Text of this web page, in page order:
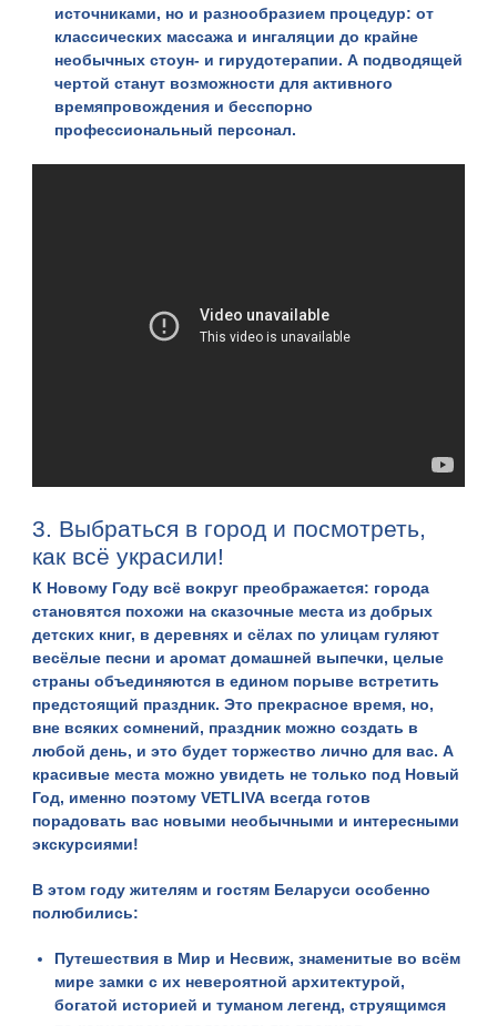
источниками, но и разнообразием процедур: от
классических массажа и ингаляции до крайне
необычных стоун- и гирудотерапии. А подводящей
чертой станут возможности для активного
времяпровождения и бесспорно
профессиональный персонал.
3. Выбраться в город и посмотреть,
как всё украсили!
К Новому Году всё вокруг преображается: города
становятся похожи на сказочные места из добрых
детских книг, в деревнях и сёлах по улицам гуляют
весёлые песни и аромат домашней выпечки, целые
страны объединяются в едином порыве встретить
предстоящий праздник. Это прекрасное время, но,
вне всяких сомнений, праздник можно создать в
любой день, и это будет торжество лично для вас. А
красивые места можно увидеть не только под Новый
Год, именно поэтомуVETLIVA всегда готов
порадовать вас новыми необычными и интересными
экскурсиями!
В этом году жителям и гостям Беларуси особенно
полюбились:
Путешествия в Мир и Несвиж, знаменитые во всём
мире замки с их невероятной архитектурой,
богатой историей и туманом легенд, струящимся